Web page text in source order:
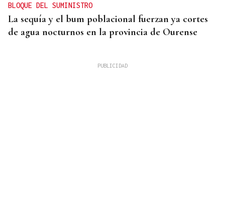
BLOQUE DEL SUMINISTRO
La sequía y el bum poblacional fuerzan ya cortes
de agua nocturnos en la provincia de Ourense